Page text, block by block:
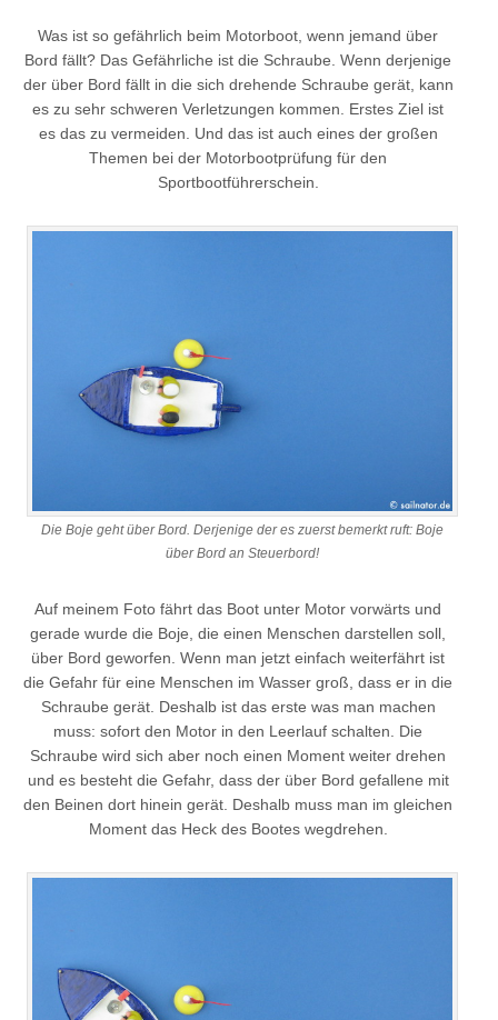
Was ist so gefährlich beim Motorboot, wenn jemand über
Bord fällt? Das Gefährliche ist die Schraube. Wenn derjenige
der über Bord fällt in die sich drehende Schraube gerät, kann
es zu sehr schweren Verletzungen kommen. Erstes Ziel ist
es das zu vermeiden. Und das ist auch eines der großen
Themen bei der Motorbootprüfung für den
Sportbootführerschein.
Die Boje geht über Bord. Derjenige der es zuerst bemerkt ruft: Boje
über Bord an Steuerbord!
Auf meinem Foto fährt das Boot unter Motor vorwärts und
gerade wurde die Boje, die einen Menschen darstellen soll,
über Bord geworfen. Wenn man jetzt einfach weiterfährt ist
die Gefahr für eine Menschen im Wasser groß, dass er in die
Schraube gerät. Deshalb ist das erste was man machen
muss: sofort den Motor in den Leerlauf schalten. Die
Schraube wird sich aber noch einen Moment weiter drehen
und es besteht die Gefahr, dass der über Bord gefallene mit
den Beinen dort hinein gerät. Deshalb muss man im gleichen
Moment das Heck des Bootes wegdrehen.